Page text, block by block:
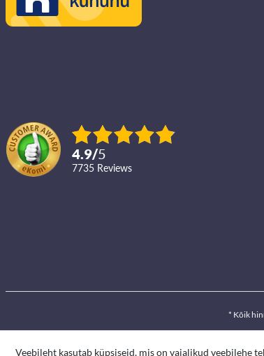
4.9/5
7735 reviews
* Kõik
Veebileht kasutab küpsiseid, mis on vajalikud veebilehe